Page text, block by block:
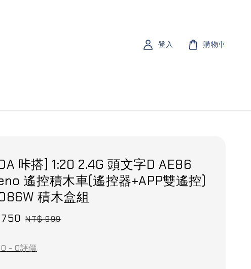
登入 購物車
咔搭] 1:20 2.4G 頭文字D AE86
遙控積木車(遙控器+APP雙遙控)
積木盒組
Regular
NT$ 999
0 - 0評價